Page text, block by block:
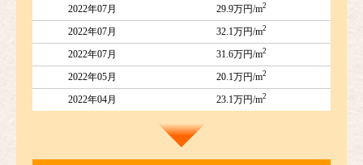
2022年07月 29.9万円/m2
2022年07月 32.1万円/m2
2022年07月 31.6万円/m2
2022年05月 20.1万円/m2
2022年04月 23.1万円/m2